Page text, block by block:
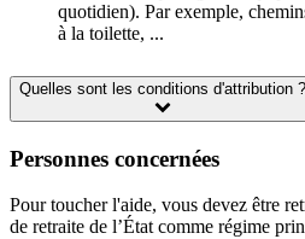
quotidien). Par exemple,
à la toilette, ...
Quelles sont les conditions d'attribution ?
Personnes concernées
Pour toucher l'aide, vous devez être
de retraite de l’État comme régime